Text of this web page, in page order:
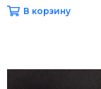
В корзину